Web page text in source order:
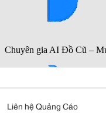
Liên hệ Quảng Cáo